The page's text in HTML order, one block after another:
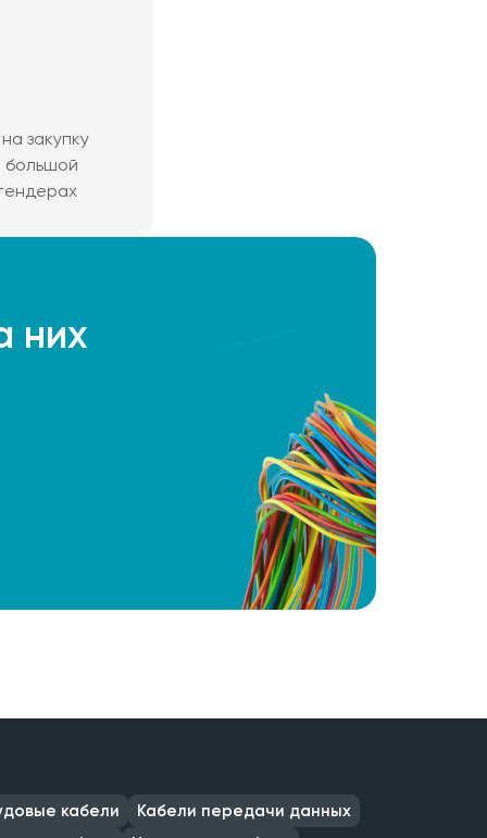
закупку
большой
них
кабели
Кабели передачи данных